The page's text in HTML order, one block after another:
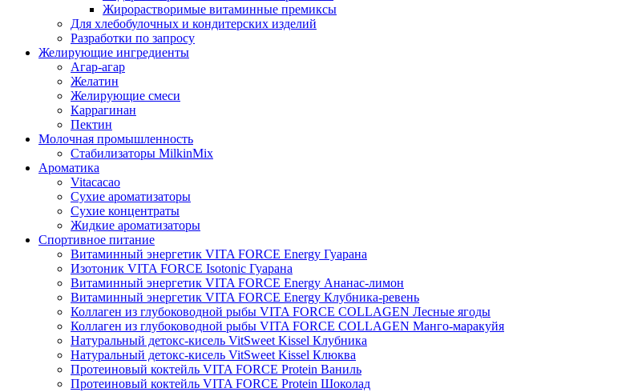
Жирорастворимые витаминные премиксы
Для хлебобулочных и кондитерских изделий
Разработки по запросу
Желирующие ингредиенты
Агар-агар
Желатин
Желирующие смеси
Каррагинан
Пектин
Молочная промышленность
Стабилизаторы MilkinMix
Ароматика
Vitacacao
Сухие ароматизаторы
Сухие концентраты
Жидкие ароматизаторы
Спортивное питание
Витаминный энергетик VITA FORCE Energy Гуарана
Изотоник VITA FORCE Isotonic Гуарана
Витаминный энергетик VITA FORCE Energy Ананас-лимон
Витаминный энергетик VITA FORCE Energy Клубника-ревень
Коллаген из глубоководной рыбы VITA FORCE COLLAGEN Лесные ягоды
Коллаген из глубоководной рыбы VITA FORCE COLLAGEN Манго-маракуйя
Натуральный детокс-кисель VitSweet Kissel Клубника
Натуральный детокс-кисель VitSweet Kissel Клюква
Протеиновый коктейль VITA FORCE Protein Ваниль
Протеиновый коктейль VITA FORCE Protein Шоколад